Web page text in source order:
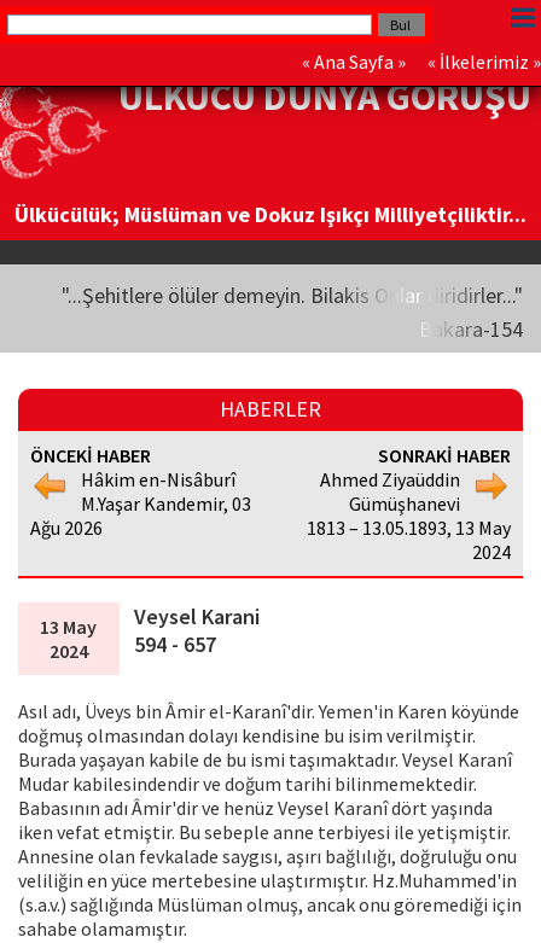
« Ana Sayfa » « İlkelerimiz »
ÜLKÜCÜ DÜNYA GÖRÜŞÜ
Ülkücülük; Müslüman ve Dokuz Işıkçı Milliyetçiliktir...
"...Şehitlere ölüler demeyin. Bilakis Onlar diridirler..."
Bakara-154
HABERLER
ÖNCEKİ HABER
Hâkim en-Nisâburî
M.Yaşar Kandemir, 03
Ağu 2026
SONRAKİ HABER
Ahmed Ziyaüddin
Gümüşhanevi
1813 – 13.05.1893, 13 May
2024
13 May
2024
Veysel Karani
594 - 657
Asıl adı, Üveys bin Âmir el-Karanî'dir. Yemen'in Karen köyünde
doğmuş olmasından dolayı kendisine bu isim verilmiştir.
Burada yaşayan kabile de bu ismi taşımaktadır. Veysel Karanî
Mudar kabilesindendir ve doğum tarihi bilinmemektedir.
Babasının adı Âmir'dir ve henüz Veysel Karanî dört yaşında
iken vefat etmiştir. Bu sebeple anne terbiyesi ile yetişmiştir.
Annesine olan fevkalade saygısı, aşırı bağlılığı, doğruluğu onu
veliliğin en yüce mertebesine ulaştırmıştır. Hz.Muhammed'in
(s.a.v.) sağlığında Müslüman olmuş, ancak onu göremediği için
sahabe olamamıştır.